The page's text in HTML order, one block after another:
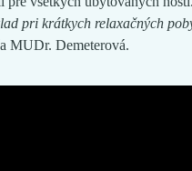
pri krátkych relaxačných
MUDr. Demeterová.